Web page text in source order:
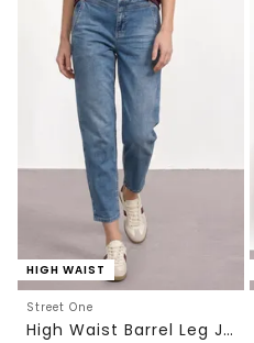
HIGH WAIST
Street One
High Waist Barrel Leg Jeans im Loose Fit